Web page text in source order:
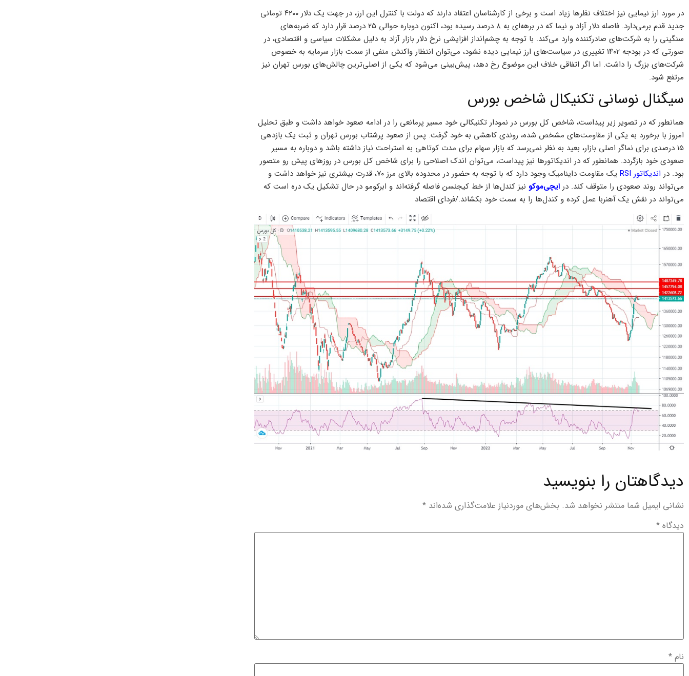
در مورد ارز نیمایی نیز اختلاف نظرها زیاد است و برخی از کارشناسان اعتقاد دارند که دولت با کنترل این ارز، در جهت یک دلار ۴۲۰۰ تومانی
جدید قدم برمی‌دارد. فاصله دلار آزاد و نیما که در برهه‌ای به ۸ درصد رسیده بود، اکنون دوباره حوالی ۲۵ درصد قرار دارد که ضربه‌های
سنگینی را به شرکت‌های صادرکننده وارد می‌کند. با توجه به چشم‌انداز افزایشی نرخ دلار بازار آزاد به دلیل مشکلات سیاسی و اقتصادی، در
صورتی که در بودجه ۱۴۰۲ تغییری در سیاست‌های ارز نیمایی دیده نشود، می‌توان انتظار واکنش منفی از سمت بازار سرمایه به خصوص
شرکت‌های بزرگ را داشت. اما اگر اتفاقی خلاف این موضوع رخ دهد، پیش‌بینی می‌شود که یکی از اصلی‌ترین چالش‌های بورس تهران نیز
مرتفع شود.
سیگنال نوسانی تکنیکال شاخص بورس
همانطور که در تصویر زیر پیداست، شاخص کل بورس در نمودار تکنیکالی خود مسیر پرمانعی را در ادامه صعود خواهد داشت و طبق تحلیل
امروز با برخورد به یکی از مقاومت‌های مشخص شده، روندی کاهشی به خود گرفت. پس از صعود پرشتاب بورس تهران و ثبت یک بازدهی
۱۵ درصدی برای نماگر اصلی بازار، بعید به نظر نمی‌رسد که بازار سهام برای مدت کوتاهی به استراحت نیاز داشته باشد و دوباره به مسیر
صعودی خود بازگردد. همانطور که در اندیکاتورها نیز پیداست، می‌توان اندک اصلاحی را برای شاخص کل بورس در روزهای پیش رو متصور
بود. در اندیکاتور RSI
یک مقاومت داینامیک وجود دارد که با توجه به حضور در محدوده بالای مرز ۷۰، قدرت بیشتری نیز خواهد داشت و
می‌تواند روند صعودی را متوقف کند. در ایچی‌موکو نیز کندل‌ها از خط کیجنسن فاصله گرفته‌اند و ابرکومو در حال تشکیل یک دره است که
می‌تواند در نقش یک آهنربا عمل کرده و کندل‌ها را به سمت خود بکشاند./فردای اقتصاد
دیدگاهتان را بنویسید
نشانی ایمیل شما منتشر نخواهد شد. بخش‌های موردنیاز علامت‌گذاری شده‌اند *
دیدگاه *
نام *